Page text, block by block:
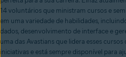
14 voluntários que ministram cursos e
em uma variedade de habilidades,
dados, desenvolvimento de interface e
uma das Avastians que lidera esses
iniciativas e está sempre disponível para